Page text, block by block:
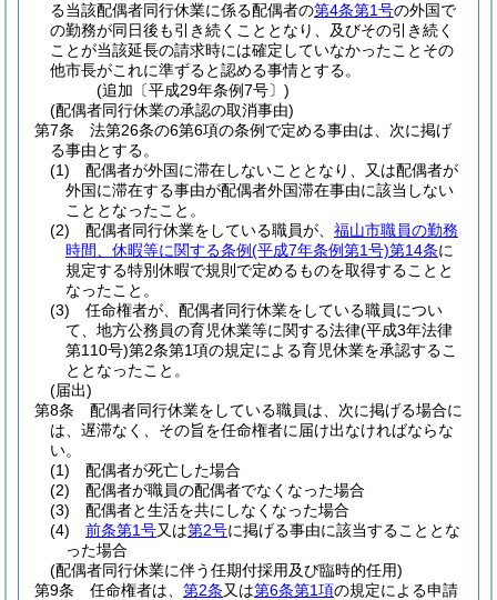
る当該配偶者同行休業に係る配偶者の第4条第1号の外国で
の勤務が同日後も引き続くこととなり、及びその引き続く
ことが当該延長の請求時には確定していなかったことその
他市長がこれに準ずると認める事情とする。
(追加〔平成29年条例7号〕)
(配偶者同行休業の承認の取消事由)
第7条
法第26条の6第6項の条例で定める事由は、次に掲げ
る事由とする。
(1)
配偶者が外国に滞在しないこととなり、又は配偶者が
外国に滞在する事由が配偶者外国滞在事由に該当しない
こととなったこと。
(2)
配偶者同行休業をしている職員が、 福山市職員の勤務
時間、休暇等に関する条例(平成7年条例第1号)第14条に
規定する特別休暇で規則で定めるものを取得することと
なったこと。
(3)
任命権者が、配偶者同行休業をしている職員につい
て、地方公務員の育児休業等に関する法律(平成3年法律
第110号)第2条第1項の規定による育児休業を承認するこ
ととなったこと。
(届出)
第8条
配偶者同行休業をしている職員は、次に掲げる場合に
は、遅滞なく、その旨を任命権者に届け出なければならな
い。
(1)
配偶者が死亡した場合
(2)
配偶者が職員の配偶者でなくなった場合
(3)
配偶者と生活を共にしなくなった場合
(4)
前条第1号又は第2号に掲げる事由に該当することとな
った場合
(配偶者同行休業に伴う任期付採用及び臨時的任用)
第9条
任命権者は、 第2条又は第6条第1項の規定による申請